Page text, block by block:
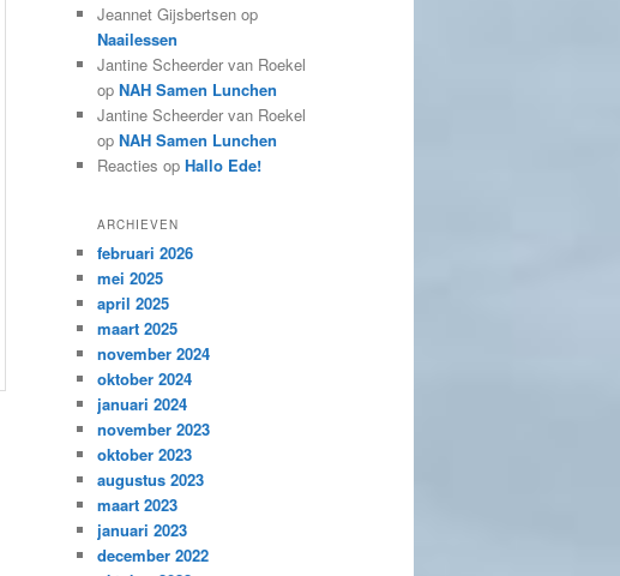
Jeannet Gijsbertsen op
Naailessen
Jantine Scheerder van Roekel
op NAH Samen Lunchen
Jantine Scheerder van Roekel
op NAH Samen Lunchen
Reacties op Hallo Ede!
ARCHIEVEN
februari 2026
mei 2025
april 2025
maart 2025
november 2024
oktober 2024
januari 2024
november 2023
oktober 2023
augustus 2023
maart 2023
januari 2023
december 2022